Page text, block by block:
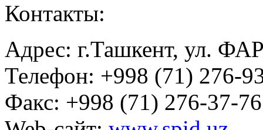
Контакты:
Адрес: г.Ташкент, ул.
Телефон: +998 (71) 276-
Факс: +998 (71) 276-37-76